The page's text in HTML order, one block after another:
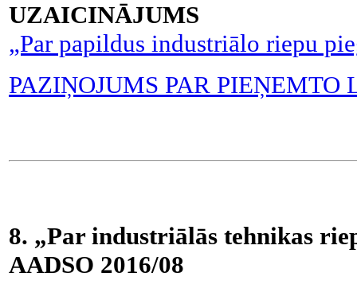
UZAICINĀJUMS
„Par papildus industriālo riepu
PAZIŅOJUMS PAR PIEŅEMTO
8. „Par industriālās tehnikas
AADSO 2016/08